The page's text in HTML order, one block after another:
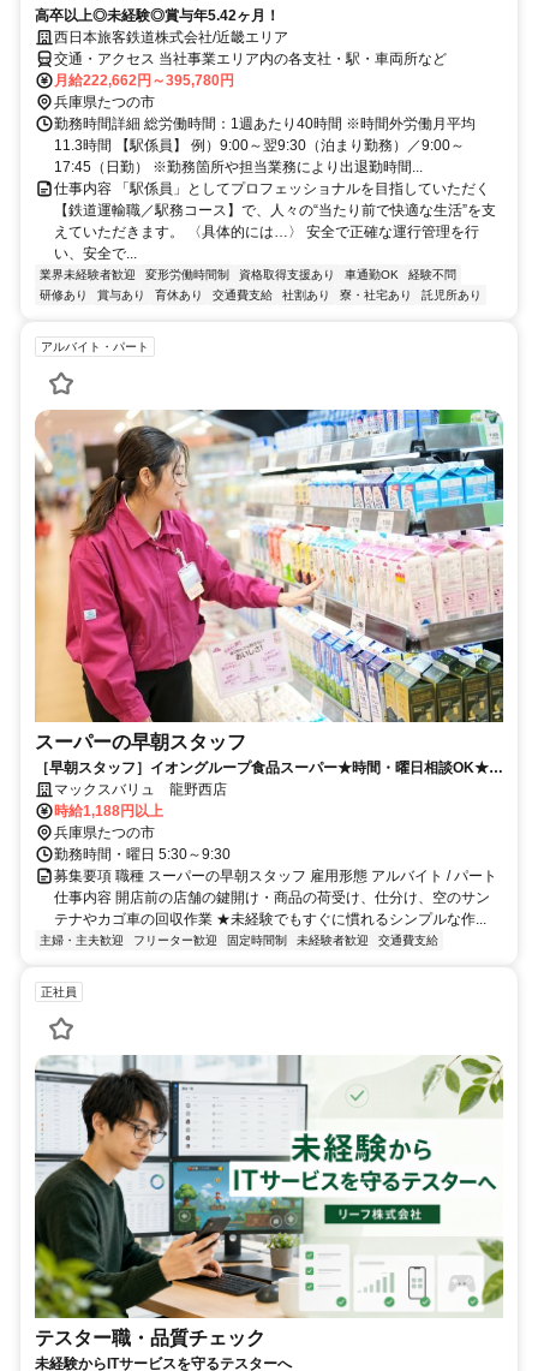
高卒以上◎未経験◎賞与年5.42ヶ月！
西日本旅客鉄道株式会社/近畿エリア
交通・アクセス 当社事業エリア内の各支社・駅・車両所など
月給222,662円～395,780円
兵庫県たつの市
勤務時間詳細 総労働時間：1週あたり40時間 ※時間外労働月平均
11.3時間 【駅係員】 例）9:00～翌9:30（泊まり勤務）／9:00～
17:45（日勤） ※勤務箇所や担当業務により出退勤時間...
仕事内容 「駅係員」としてプロフェッショナルを目指していただく
【鉄道運輸職／駅務コース】で、人々の“当たり前で快適な生活”を支
えていただきます。 〈具体的には…〉 安全で正確な運行管理を行
い、安全で...
業界未経験者歓迎 変形労働時間制 資格取得支援あり 車通勤OK
経験不問
研修あり
賞与あり 育休あり 交通費支給 社割あり 寮・社宅あり 託児所あり
アルバイト・パート
スーパーの早朝スタッフ
［早朝スタッフ］イオングループ食品スーパー★時間・曜日相談OK★賞
与・買物割引制度など待遇充実★
マックスバリュ 龍野西店
時給1,188円以上
兵庫県たつの市
勤務時間・曜日 5:30～9:30
募集要項 職種 スーパーの早朝スタッフ 雇用形態 アルバイト / パート
仕事内容 開店前の店舗の鍵開け・商品の荷受け、仕分け、空のサン
テナやカゴ車の回収作業 ★未経験でもすぐに慣れるシンプルな作...
主婦・主夫歓迎 フリーター歓迎 固定時間制 未経験者歓迎 交通費支給
正社員
テスター職・品質チェック
未経験からITサービスを守るテスターへ